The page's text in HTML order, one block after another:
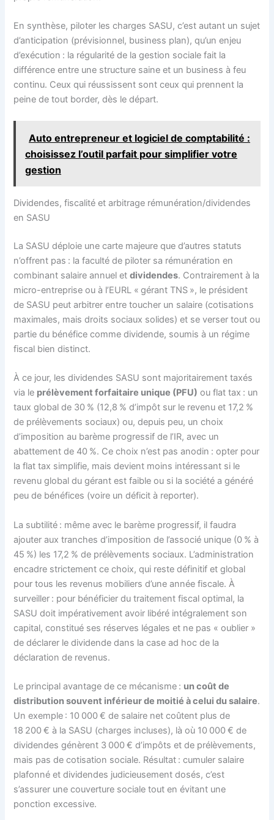
En synthèse, piloter les charges SASU, c’est autant un sujet
d’anticipation (prévisionnel, business plan), qu’un enjeu
d’exécution : la régularité de la gestion sociale fait la
différence entre une structure saine et un business à feu
continu. Ceux qui réussissent sont ceux qui prennent la
peine de tout border, dès le départ.
Auto entrepreneur et logiciel de comptabilité :
choisissez l’outil parfait pour simplifier votre
gestion
Dividendes, fiscalité et arbitrage rémunération/dividendes
en SASU
La SASU déploie une carte majeure que d’autres statuts
n’offrent pas : la faculté de piloter sa rémunération en
combinant salaire annuel etdividendes. Contrairement à la
micro-entreprise ou à l’EURL « gérant TNS », le président
de SASU peut arbitrer entre toucher un salaire (cotisations
maximales, mais droits sociaux solides) et se verser tout ou
partie du bénéfice comme dividende, soumis à un régime
fiscal bien distinct.
À ce jour, les dividendes SASU sont majoritairement taxés
via le prélèvement forfaitaire unique (PFU) ou flat tax : un
taux global de 30 % (12,8 % d’impôt sur le revenu et 17,2 %
de prélèvements sociaux) ou, depuis peu, un choix
d’imposition au barème progressif de l’IR, avec un
abattement de 40 %. Ce choix n’est pas anodin : opter pour
la flat tax simplifie, mais devient moins intéressant si le
revenu global du gérant est faible ou si la société a généré
peu de bénéfices (voire un déficit à reporter).
La subtilité : même avec le barème progressif, il faudra
ajouter aux tranches d’imposition de l’associé unique (0 % à
45 %) les 17,2 % de prélèvements sociaux. L’administration
encadre strictement ce choix, qui reste définitif et global
pour tous les revenus mobiliers d’une année fiscale. À
surveiller : pour bénéficier du traitement fiscal optimal, la
SASU doit impérativement avoir libéré intégralement son
capital, constitué ses réserves légales et ne pas « oublier »
de déclarer le dividende dans la case ad hoc de la
déclaration de revenus.
Le principal avantage de ce mécanisme : un coût de
distribution souvent inférieur de moitié à celui du salaire.
Un exemple : 10 000 € de salaire net coûtent plus de
18 200 € à la SASU (charges incluses), là où 10 000 € de
dividendes génèrent 3 000 € d’impôts et de prélèvements,
mais pas de cotisation sociale. Résultat : cumuler salaire
plafonné et dividendes judicieusement dosés, c’est
s’assurer une couverture sociale tout en évitant une
ponction excessive.